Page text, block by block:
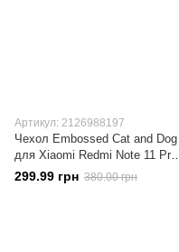
Артикул: 2126988197
Чехол Embossed Cat and Dog
для Xiaomi Redmi Note 11 Pro
Global 4G / 5G книжка кожа PU
299.99 грн 380.00 грн